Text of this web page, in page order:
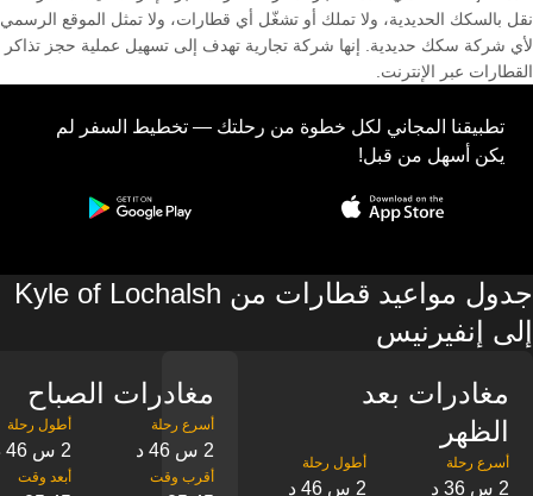
نقل بالسكك الحديدية، ولا تملك أو تشغّل أي قطارات، ولا تمثل الموقع الرسمي
لأي شركة سكك حديدية. إنها شركة تجارية تهدف إلى تسهيل عملية حجز تذاكر
القطارات عبر الإنترنت.
تطبيقنا المجاني لكل خطوة من رحلتك — تخطيط السفر لم
يكن أسهل من قبل!
جدول مواعيد قطارات من Kyle of Lochalsh
إلى إنفيرنيس
مغادرات بعد
الظهر
2 س 36 د 2 س 46 د
مغادرات الصباح
2 س 46 د 2 س 46 د